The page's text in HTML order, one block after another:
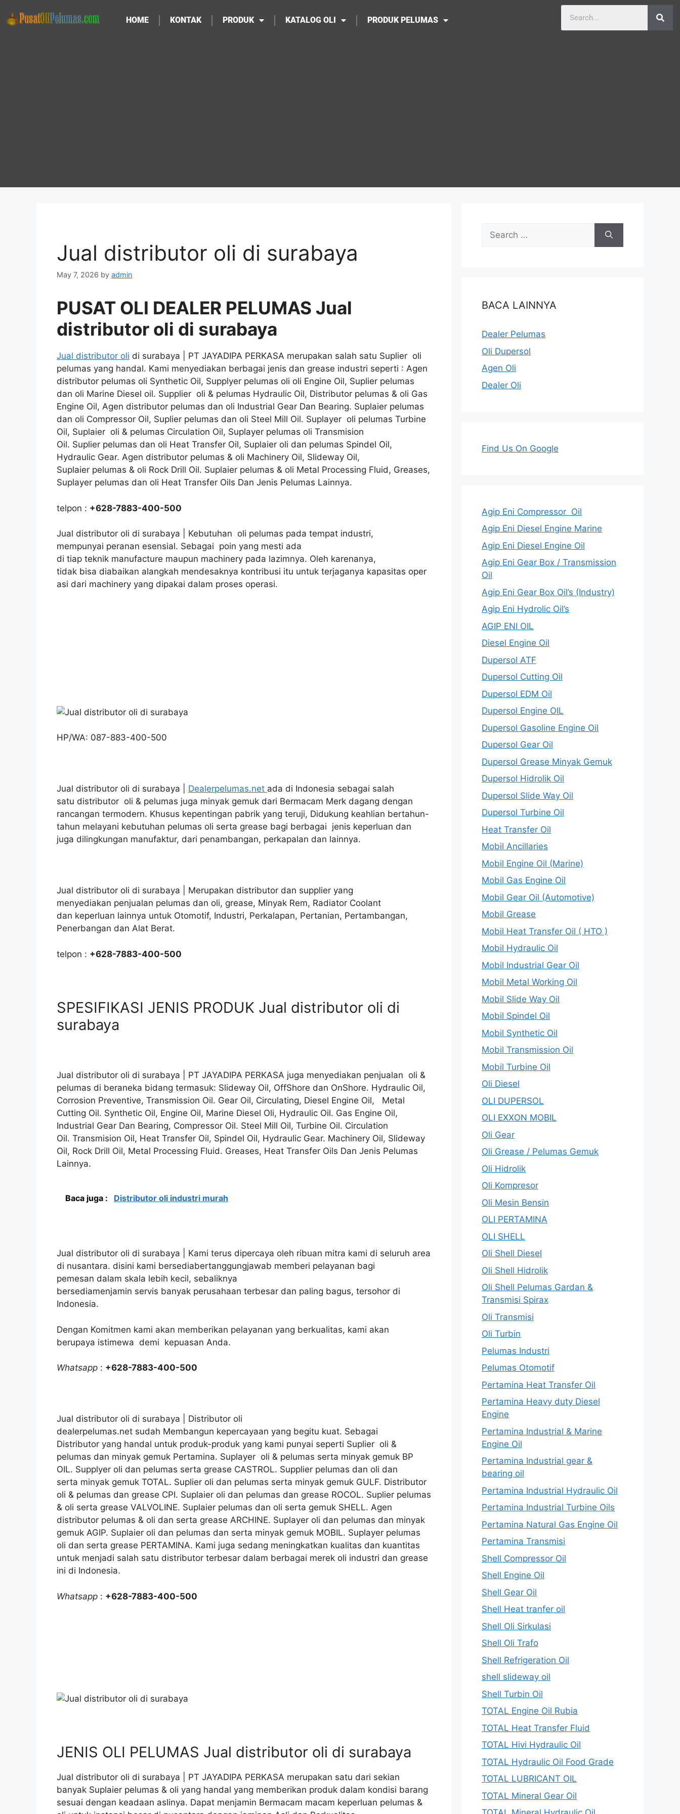
HOME KONTAK PRODUK KATALOG OLI PRODUK PELUMAS
Jual distributor oli di surabaya
May 7, 2026 by admin
PUSAT OLI DEALER PELUMAS Jual
distributor oli di surabaya
Jual distributor oli di surabaya | PT JAYADIPA PERKASA merupakan salah satu Suplier oli
pelumas yang handal. Kami menyediakan berbagai jenis dan grease industri seperti : Agen
distributor pelumas oli Synthetic Oil, Supplyer pelumas oli oli Engine Oil, Suplier pelumas
dan oli Marine Diesel oil. Supplier oli & pelumas Hydraulic Oil, Distributor pelumas & oli Gas
Engine Oil, Agen distributor pelumas dan oli Industrial Gear Dan Bearing. Suplaier pelumas
dan oli Compressor Oil, Suplier pelumas dan oli Steel Mill Oil. Suplayer oli pelumas Turbine
Oil, Suplaier oli & pelumas Circulation Oil, Suplayer pelumas oli Transmision
Oil. Suplier pelumas dan oli Heat Transfer Oil, Suplaier oli dan pelumas Spindel Oil,
Hydraulic Gear. Agen distributor pelumas & oli Machinery Oil, Slideway Oil,
Suplaier pelumas & oli Rock Drill Oil. Suplaier pelumas & oli Metal Processing Fluid, Greases,
Suplayer pelumas dan oli Heat Transfer Oils Dan Jenis Pelumas Lainnya.
telpon : +628-7883-400-500
Jual distributor oli di surabaya | Kebutuhan oli pelumas pada tempat industri,
mempunyai peranan esensial. Sebagai poin yang mesti ada
di tiap teknik manufacture maupun machinery pada lazimnya. Oleh karenanya,
tidak bisa diabaikan alangkah mendesaknya kontribusi itu untuk terjaganya kapasitas oper
asi dari machinery yang dipakai dalam proses operasi.
HP/WA: 087-883-400-500
Jual distributor oli di surabaya | Dealerpelumas.net ada di Indonesia sebagai salah
satu distributor oli & pelumas juga minyak gemuk dari Bermacam Merk dagang dengan
rancangan termodern. Khusus kepentingan pabrik yang teruji, Didukung keahlian bertahun-
tahun melayani kebutuhan pelumas oli serta grease bagi berbagai jenis keperluan dan
juga dilingkungan manufaktur, dari penambangan, perkapalan dan lainnya.
Jual distributor oli di surabaya | Merupakan distributor dan supplier yang
menyediakan penjualan pelumas dan oli, grease, Minyak Rem, Radiator Coolant
dan keperluan lainnya untuk Otomotif, Industri, Perkalapan, Pertanian, Pertambangan,
Penerbangan dan Alat Berat.
telpon : +628-7883-400-500
SPESIFIKASI JENIS PRODUK Jual distributor oli di
surabaya
Jual distributor oli di surabaya | PT JAYADIPA PERKASA juga menyediakan penjualan oli &
pelumas di beraneka bidang termasuk: Slideway Oil, OffShore dan OnShore. Hydraulic Oil,
Corrosion Preventive, Transmission Oil. Gear Oil, Circulating, Diesel Engine Oil, Metal
Cutting Oil. Synthetic Oil, Engine Oil, Marine Diesel Oli, Hydraulic Oil. Gas Engine Oil,
Industrial Gear Dan Bearing, Compressor Oil. Steel Mill Oil, Turbine Oil. Circulation
Oil. Transmision Oil, Heat Transfer Oil, Spindel Oil, Hydraulic Gear. Machinery Oil, Slideway
Oil, Rock Drill Oil, Metal Processing Fluid. Greases, Heat Transfer Oils Dan Jenis Pelumas
Lainnya.
Baca juga : Distributor oli industri murah
Jual distributor oli di surabaya | Kami terus dipercaya oleh ribuan mitra kami di seluruh area
di nusantara. disini kami bersediabertanggungjawab memberi pelayanan bagi
pemesan dalam skala lebih kecil, sebaliknya
bersediamenjamin servis banyak perusahaan terbesar dan paling bagus, tersohor di
Indonesia.
Dengan Komitmen kami akan memberikan pelayanan yang berkualitas, kami akan
berupaya istimewa demi kepuasan Anda.
Whatsapp : +628-7883-400-500
Jual distributor oli di surabaya | Distributor oli
dealerpelumas.net sudah Membangun kepercayaan yang begitu kuat. Sebagai
Distributor yang handal untuk produk-produk yang kami punyai seperti Suplier oli &
pelumas dan minyak gemuk Pertamina. Suplayer oli & pelumas serta minyak gemuk BP
OIL. Supplyer oli dan pelumas serta grease CASTROL. Supplier pelumas dan oli dan
serta minyak gemuk TOTAL. Suplier oli dan pelumas serta minyak gemuk GULF. Distributor
oli & pelumas dan grease CPI. Suplaier oli dan pelumas dan grease ROCOL. Suplier pelumas
& oli serta grease VALVOLINE. Suplaier pelumas dan oli serta gemuk SHELL. Agen
distributor pelumas & oli dan serta grease ARCHINE. Suplayer oli dan pelumas dan minyak
gemuk AGIP. Suplaier oli dan pelumas dan serta minyak gemuk MOBIL. Suplayer pelumas
oli dan serta grease PERTAMINA. Kami juga sedang meningkatkan kualitas dan kuantitas
untuk menjadi salah satu distributor terbesar dalam berbagai merek oli industri dan grease
ini di Indonesia.
Whatsapp : +628-7883-400-500
JENIS OLI PELUMAS Jual distributor oli di surabaya
Jual distributor oli di surabaya | PT JAYADIPA PERKASA merupakan satu dari sekian
banyak Suplaier pelumas & oli yang handal yang memberikan produk dalam kondisi barang
sesuai dengan keadaan aslinya. Dapat menjamin Bermacam macam keperluan pelumas &
BACA LAINNYA
Dealer Pelumas
Oli Dupersol
Agen Oli
Dealer Oli
Find Us On Google
Agip Eni Compressor Oil
Agip Eni Diesel Engine Marine
Agip Eni Diesel Engine Oil
Agip Eni Gear Box / Transmission
Oil
Agip Eni Gear Box Oil’s (Industry)
Agip Eni Hydrolic Oil’s
AGIP ENI OIL
Diesel Engine Oil
Dupersol ATF
Dupersol Cutting Oil
Dupersol EDM Oil
Dupersol Engine OIL
Dupersol Gasoline Engine Oil
Dupersol Gear Oil
Dupersol Grease Minyak Gemuk
Dupersol Hidrolik Oil
Dupersol Slide Way Oil
Dupersol Turbine Oil
Heat Transfer Oil
Mobil Ancillaries
Mobil Engine Oil (Marine)
Mobil Gas Engine Oil
Mobil Gear Oil (Automotive)
Mobil Grease
Mobil Heat Transfer Oil ( HTO )
Mobil Hydraulic Oil
Mobil Industrial Gear Oil
Mobil Metal Working Oil
Mobil Slide Way Oil
Mobil Spindel Oil
Mobil Synthetic Oil
Mobil Transmission Oil
Mobil Turbine Oil
Oli Diesel
OLI DUPERSOL
OLI EXXON MOBIL
Oli Gear
Oli Grease / Pelumas Gemuk
Oli Hidrolik
Oli Kompresor
Oli Mesin Bensin
OLI PERTAMINA
OLI SHELL
Oli Shell Diesel
Oli Shell Hidrolik
Oli Shell Pelumas Gardan &
Transmisi Spirax
Oli Transmisi
Oli Turbin
Pelumas Industri
Pelumas Otomotif
Pertamina Heat Transfer Oil
Pertamina Heavy duty Diesel
Engine
Pertamina Industrial & Marine
Engine Oil
Pertamina Industrial gear &
bearing oil
Pertamina Industrial Hydraulic Oil
Pertamina Industrial Turbine Oils
Pertamina Natural Gas Engine Oil
Pertamina Transmisi
Shell Compressor Oil
Shell Engine Oil
Shell Gear Oil
Shell Heat tranfer oil
Shell Oli Sirkulasi
Shell Oli Trafo
Shell Refrigeration Oil
shell slideway oil
Shell Turbin Oil
TOTAL Engine Oil Rubia
TOTAL Heat Transfer Fluid
TOTAL Hivi Hydraulic Oil
TOTAL Hydraulic Oil Food Grade
TOTAL LUBRICANT OIL
TOTAL Mineral Gear Oil